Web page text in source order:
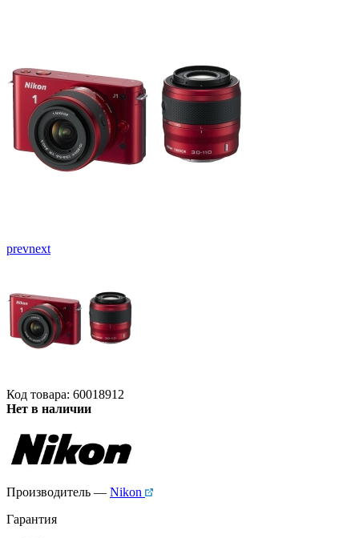
prevnext
Код товара: 60018912
Нет в наличии
Производитель — Nikon
Гарантия